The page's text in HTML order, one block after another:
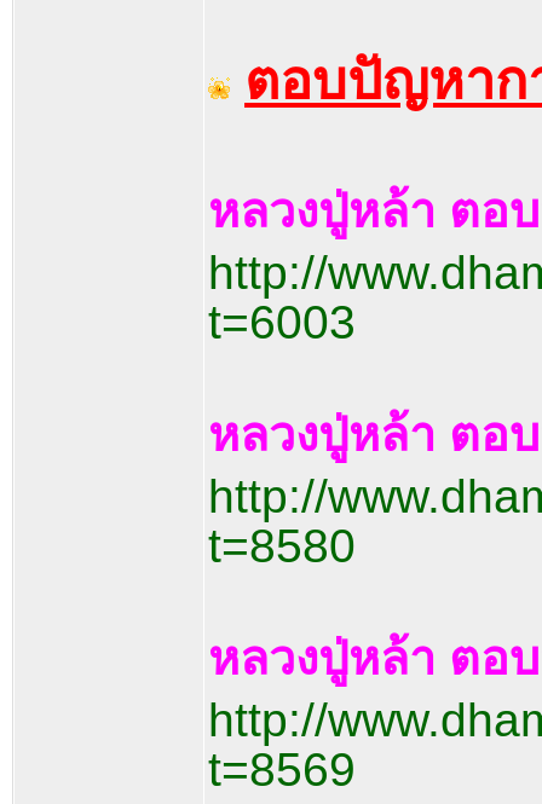
ตอบปัญหาก
หลวงปู่หล้า ตอ
http://
t=6003
หลวงปู่หล้า ตอ
http://
t=8580
หลวงปู่หล้า ตอ
http://
t=8569